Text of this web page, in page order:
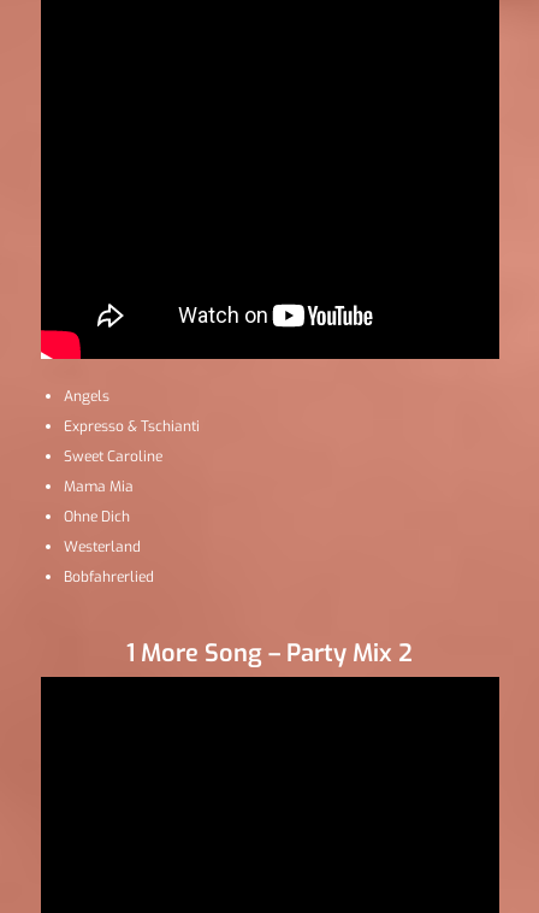
Angels
Expresso & Tschianti
Sweet Caroline
Mama Mia
Ohne Dich
Westerland
Bobfahrerlied
1 More Song – Party Mix 2